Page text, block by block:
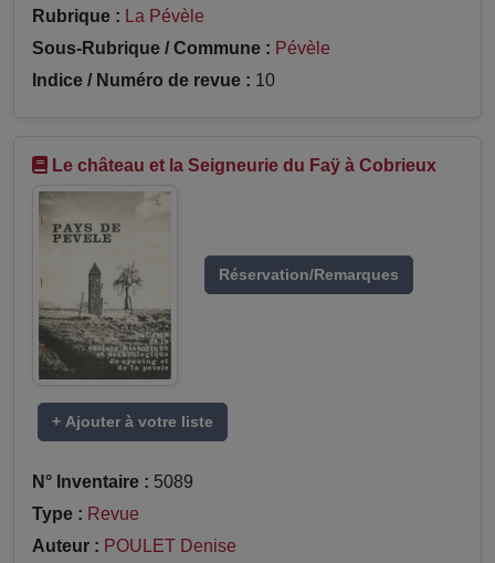
Rubrique : La Pévèle
Sous-Rubrique / Commune : Pévèle
Indice / Numéro de revue : 10
Le château et la Seigneurie du Faÿ à Cobrieux
Réservation/Remarques
+ Ajouter à votre liste
N° Inventaire : 5089
Type : Revue
Auteur : POULET Denise